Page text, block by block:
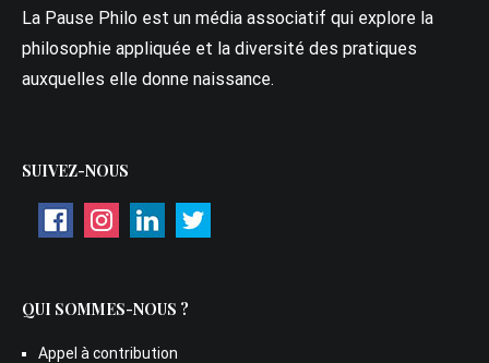
La Pause Philo est un média associatif qui explore la
philosophie appliquée et la diversité des pratiques
auxquelles elle donne naissance.
SUIVEZ-NOUS
QUI SOMMES-NOUS ?
Appel à contribution